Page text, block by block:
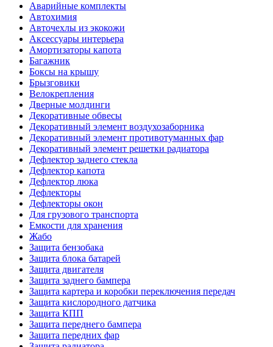
Аварийные комплекты
Автохимия
Авточехлы из экокожи
Аксессуары интерьера
Амортизаторы капота
Багажник
Боксы на крышу
Брызговики
Велокрепления
Дверные молдинги
Декоративные обвесы
Декоративный элемент воздухозаборника
Декоративный элемент противотуманных фар
Декоративный элемент решетки радиатора
Дефлектор заднего стекла
Дефлектор капота
Дефлектор люка
Дефлекторы
Дефлекторы окон
Для грузового транспорта
Емкости для хранения
Жабо
Защита бензобака
Защита блока батарей
Защита двигателя
Защита заднего бампера
Защита картера и коробки переключения передач
Защита кислородного датчика
Защита КПП
Защита переднего бампера
Защита передних фар